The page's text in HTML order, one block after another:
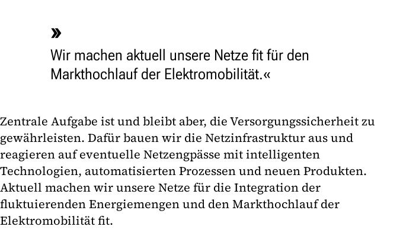
Wir machen aktuell unsere Netze fit für den
Markthochlauf der Elektromobilität.
Zentrale Aufgabe ist und bleibt aber, die Versorgungssicherheit zu
gewährleisten. Dafür bauen wir die Netzinfrastruktur aus und
reagieren auf eventuelle Netzengpässe mit intelligenten
Technologien, automatisierten Prozessen und neuen Produkten.
Aktuell machen wir unsere Netze für die Integration der
fluktuierenden Energiemengen und den Markthochlauf der
Elektromobilität fit.